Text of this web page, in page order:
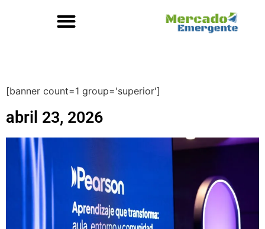
[banner count=1 group='superior']
abril 23, 2026